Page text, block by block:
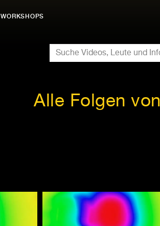
WORKSHOPS
SUCHE
Alle Folgen